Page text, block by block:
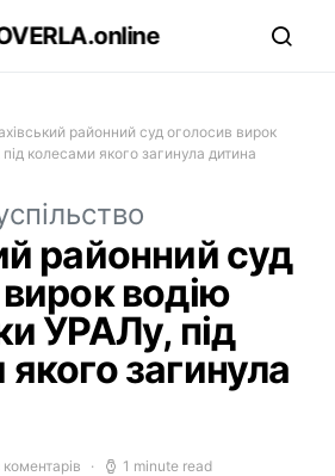
районний суд оголосив вирок
колесами якого загинула дитина
районний суд
водію
УРАЛу, під
загинула
1 minute read